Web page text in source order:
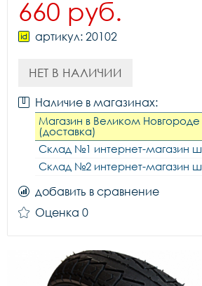
660 руб.
артикул: 20102
НЕТ В НАЛИЧИИ
Наличие в магазинах:
Магазин в Великом
(доставка)
Склад №1 интернет-магазин
Склад №2 интернет-магазин
добавить в сравнение
Оценка 0